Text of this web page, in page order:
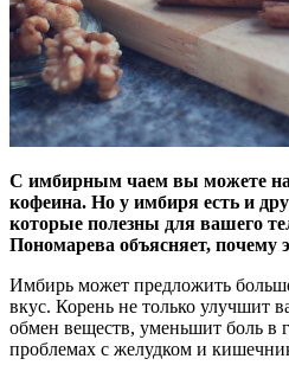
С имбирным чаем вы можете
кофеина. Но у имбиря есть и
которые полезны для вашего
Пономарева объясняет, почему
Имбирь может предложить
вкус. Корень не только улучшит
обмен веществ, уменьшит боль в
проблемах с желудком и